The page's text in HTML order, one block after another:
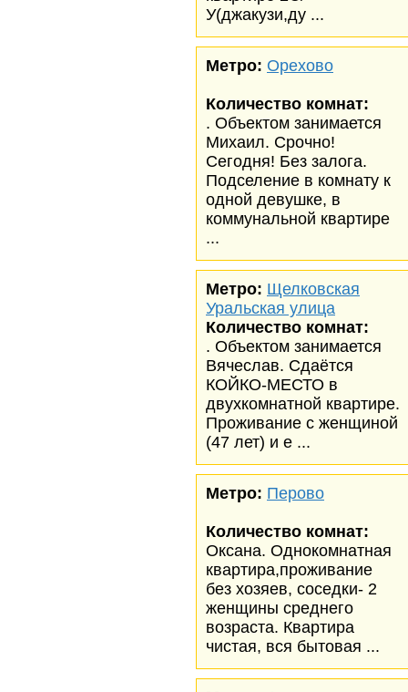
У(джакузи,ду ...
Метро: Орехово
Количество комнат:
. Объектом занимается
Михаил. Срочно!
Сегодня! Без залога.
Подселение в комнату к
одной девушке, в
коммунальной квартире
...
Метро: Щелковская
Уральская улица
Количество комнат:
. Объектом занимается
Вячеслав. Сдаётся
КОЙКО-МЕСТО в
двухкомнатной квартире.
Проживание с женщиной
(47 лет) и е ...
Метро: Перово
Количество комнат:
Оксана. Однокомнатная
квартира,проживание
без хозяев, соседки- 2
женщины среднего
возраста. Квартира
чистая, вся бытовая ...